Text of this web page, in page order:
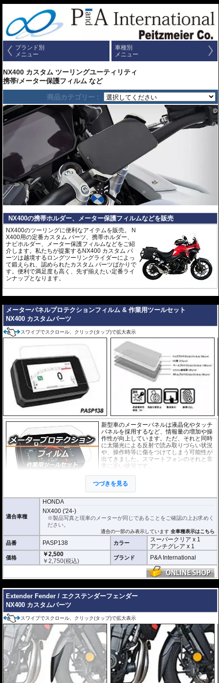
ブランド別
メニュー
車種別
メニュー
NX400 カスタム ツーリングユーティリティ
携帯/メーター保護フィルム など
商品カテゴリー :
NX400の携帯ホルダー、メーター保護フィルムなどを販売
NX400のツーリングに便利なアイテムを販売。 N
X400用の定番カスタム パーツ、携帯ホルダー、
ナビホルダー、メーター保護フィルムなどをご紹
介します。私たちが提案するNX400 カスタム パ
ーツは越境するロングツーリングライダーによっ
て鍛えられ、認められたカスタム パーツばかりで
す。便利で満足度も高く、先ず揃えたい定番ライ
ンナップとなります。
メーターパネルプロテクションフィルム & 作業用ツールセット
NX400 カスタムパーツ
スワイプでスクロール、クリック(タップ)で拡大表示
新型車のメーターバネルは液晶化やタッチ
パネルを採用するなど、情報量の増加や操
作性が向上しています。ただ、それと同時
に太陽光による反射で読み取りづらい状況
や、操作時等に傷をつけてしまう可能性が
出てきました。スマートフォンのそれと非
常に近い状況です。
このメーターパネルプロテクションフィル
ムは不要な傷や汚れからメーターパネルを
保護します。
ーパークリアとアンチグレア)が入っており、それぞれ目的に合わせたものをご
利用いただけます。
スーパークリア :耐摩耗性が非常に高く、
透明性の高いフィルム。貼り付けてしまう
とメーターになじみ、フィルムの存在がほ
とんどわからなくなります。
アンチグレア :
マット仕上げが施され、太
陽光などによる反射を軽減。視認性の低下
を防ぎ、メーターを読み取りやすくしま
す。もちろん傷に対しても有効です。
取付キット付属 :取り付けに便利なクリー
ニングクロス、細かい埃も除去する粘着シート、気泡の混入を防ぎ、きれいに
仕上げるスキージがセットになっています。
またこのフィルムは 多少の気泡なら数時間から２日ほどで自然に気泡が消える
優れもの。満足のいく取付が容易になりました。
シリコーン系粘着材を採用し、メーターを痛めることがありません。フィルム
を剥がせば、元通りの状態になります。
つづきを見る
適合車種
HONDA
NX400 ('24-)
※製品写真と現車のメーターが同じであることをご確認の上お求めく
ださい。
適合の一部のみ表示しています全車種表示はこちら
品番 PASP138 カラー
スーパークリア x 1
アンチグレア x 1
価格
￥2,500
￥2,750(税込) ブランド P&A International
Extender Fender / エクステンダーフェンダー
NX400 カスタムパーツ
スワイプでスクロール、クリック(タップ)で拡大表示